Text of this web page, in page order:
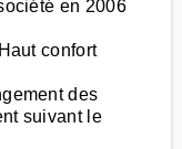
en 2006
confort
des
suivant le